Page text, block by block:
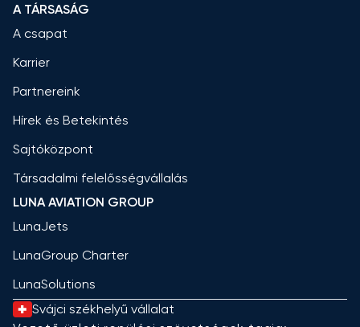
A TÁRSASÁG
A csapat
Karrier
Partnereink
Hírek és Betekintés
Sajtóközpont
Társadalmi felelősségvállalás
LUNA AVIATION GROUP
LunaJets
LunaGroup Charter
LunaSolutions
Svájci székhelyű vállalat